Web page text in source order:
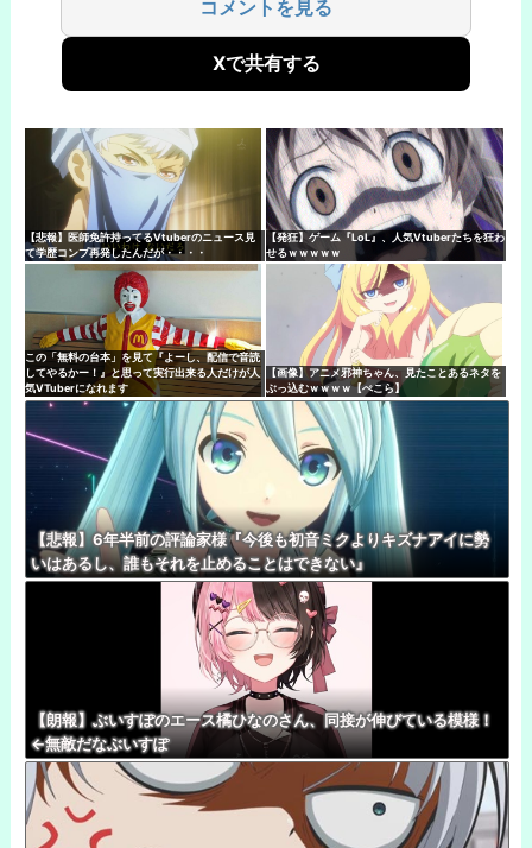
コメントを見る
Xで共有する
【悲報】医師免許持ってるVtuberのニュース見
て学歴コンプ再発したんだが・・・・
【発狂】ゲーム『LoL』、人気Vtuberたちを狂わ
せるｗｗｗｗｗ
この「無料の台本」を見て『よーし、配信で音読
してやるかー！』と思って実行出来る人だけが人
気VTuberになれます
【画像】アニメ邪神ちゃん、見たことあるネタを
ぶっ込むｗｗｗｗ【ぺこら】
【悲報】6年半前の評論家様『今後も初音ミクよりキズナアイに勢
いはあるし、誰もそれを止めることはできない』
【朗報】ぶいすぽのエース橘ひなのさん、同接が伸びている模様！
←無敵だなぶいすぽ